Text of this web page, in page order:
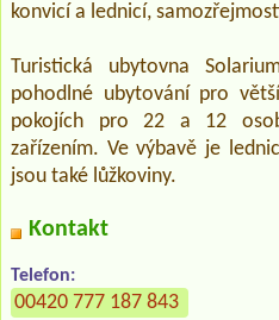
konvicí a lednicí,
Turistická ubytovna
pohodlné ubytování pro
pokojích pro 22 a 12
zařízením. Ve výbavě je
jsou také lůžkoviny.
Kontakt
Telefon:
00420 777 187 843